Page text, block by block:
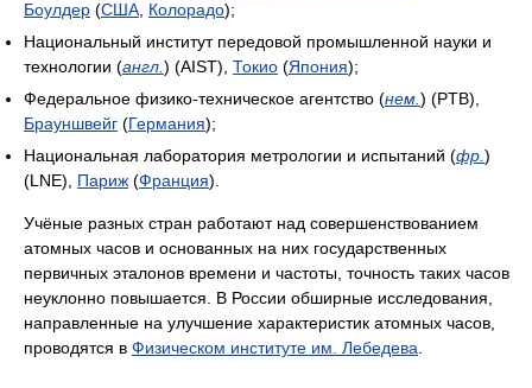
Боулдер (США, Колорадо);
Национальный институт передовой промышленной науки и
технологии (англ.) (AIST), Токио (Япония);
Федеральное физико-техническое агентство (нем.) (PTB),
Брауншвейг (Германия);
Национальная лаборатория метрологии и испытаний (фр.)
(LNE), Париж (Франция).
Учёные разных стран работают над совершенствованием
атомных часов и основанных на них государственных
первичных эталонов времени и частоты, точность таких часов
неуклонно повышается. В России обширные исследования,
направленные на улучшение характеристик атомных часов,
проводятся в Физическом институте им. Лебедева.